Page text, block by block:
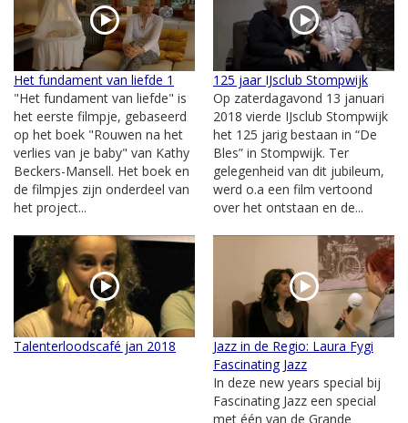
Het fundament van liefde 1
"Het fundament van liefde" is
het eerste filmpje, gebaseerd
op het boek "Rouwen na het
verlies van je baby" van Kathy
Beckers-Mansell. Het boek en
de filmpjes zijn onderdeel van
het project...
125 jaar IJsclub Stompwijk
Op zaterdagavond 13 januari
2018 vierde IJsclub Stompwijk
het 125 jarig bestaan in “De
Bles” in Stompwijk. Ter
gelegenheid van dit jubileum,
werd o.a een film vertoond
over het ontstaan en de...
Talenterloodscafé jan 2018
Jazz in de Regio: Laura Fygi
Fascinating Jazz
In deze new years special bij
Fascinating Jazz een special
met één van de Grande